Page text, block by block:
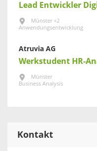
Lead Entwickler
Münster +2
Anwendungsentwicklung
Atruvia AG
Werkstudent HR-
Münster
Business Analysis
Kontakt